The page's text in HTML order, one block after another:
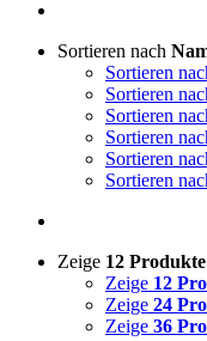
Sortieren nach
Sortieren
Sortieren
Sortieren
Sortieren
Sortieren
Sortieren
Zeige 12 Produkte
Zeige 12
Zeige 24
Zeige 36